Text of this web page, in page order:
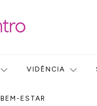
VIDÊNCIA
BEM-ESTAR